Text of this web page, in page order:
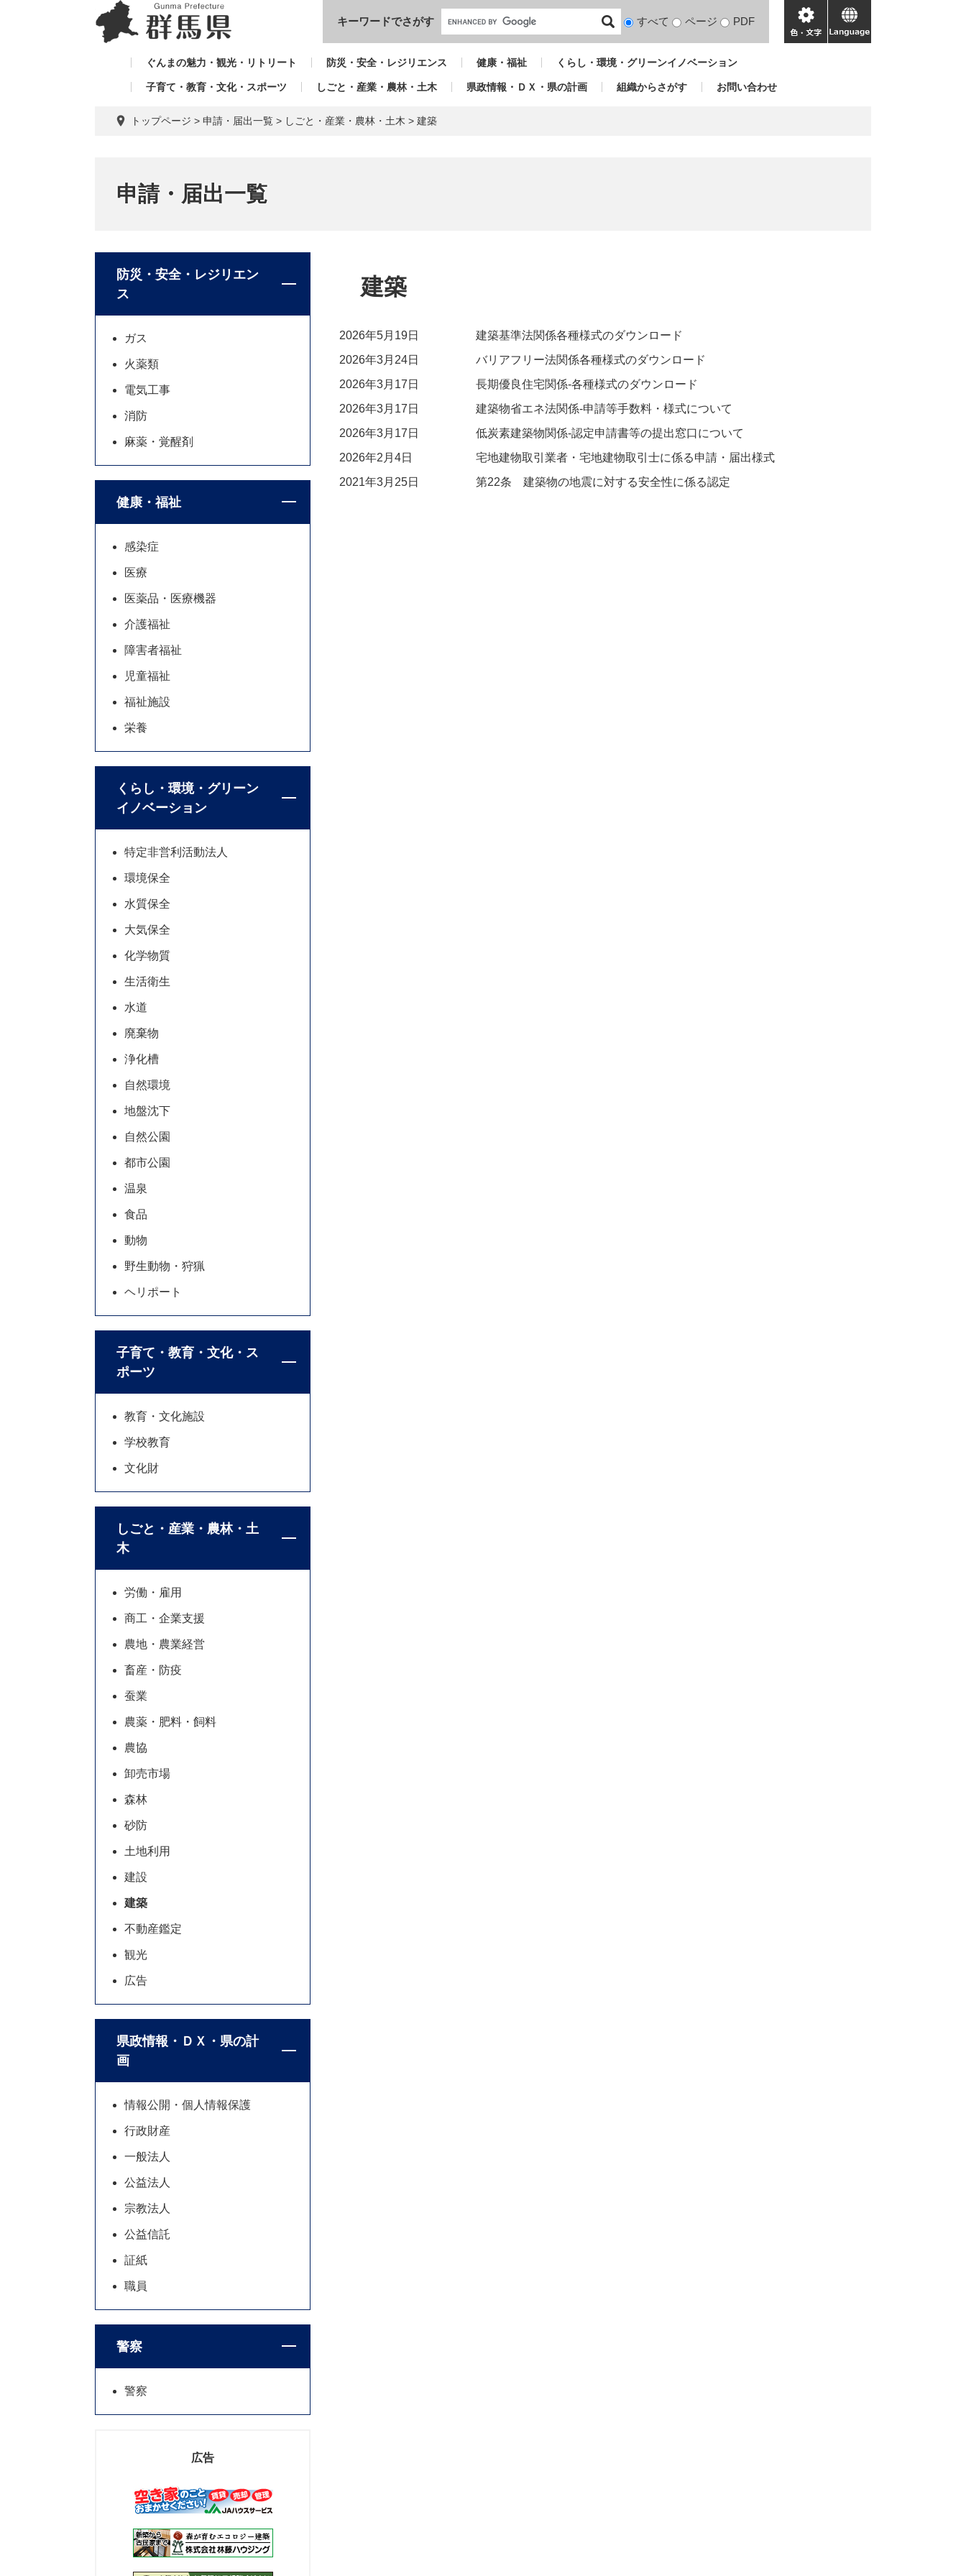
本文へ
キーワードでさがす
検
対
すべて ページ PDF
色・
文
language
ぐんまの魅力・観光・リトリート 防災・安全・レジリエンス 健康・福祉 くらし・環境・グリーンイノベーション
子育て・教育・文化・スポーツ しごと・産業・農林・土木 県政情報・ＤＸ・県の計画 組織からさがす お問い合わせ
トップページ > 申請・届出一覧 > しごと・産業・農林・土木 > 建築
申請・届出一覧
建築
2026年5月19日
建築基準法関係各種様式のダウンロード
2026年3月24日
バリアフリー法関係各種様式のダウンロード
2026年3月17日
長期優良住宅関係-各種様式のダウンロード
2026年3月17日
建築物省エネ法関係-申請等手数料・様式について
2026年3月17日
低炭素建築物関係-認定申請書等の提出窓口について
2026年2月4日
宅地建物取引業者・宅地建物取引士に係る申請・届出様式
2021年3月25日
第22条 建築物の地震に対する安全性に係る認定
防災・安全・レジリエン
ス
ガス
火薬類
電気工事
消防
麻薬・覚醒剤
健康・福祉
感染症
医療
医薬品・医療機器
介護福祉
障害者福祉
児童福祉
福祉施設
栄養
くらし・環境・グリーン
イノベーション
特定非営利活動法人
環境保全
水質保全
大気保全
化学物質
生活衛生
水道
廃棄物
浄化槽
自然環境
地盤沈下
自然公園
都市公園
温泉
食品
動物
野生動物・狩猟
ヘリポート
子育て・教育・文化・ス
ポーツ
教育・文化施設
学校教育
文化財
しごと・産業・農林・土
木
労働・雇用
商工・企業支援
農地・農業経営
畜産・防疫
蚕業
農薬・肥料・飼料
農協
卸売市場
森林
砂防
土地利用
建設
建築
不動産鑑定
観光
広告
県政情報・ＤＸ・県の計
画
情報公開・個人情報保護
行政財産
一般法人
公益法人
宗教法人
公益信託
証紙
職員
警察
警察
広告